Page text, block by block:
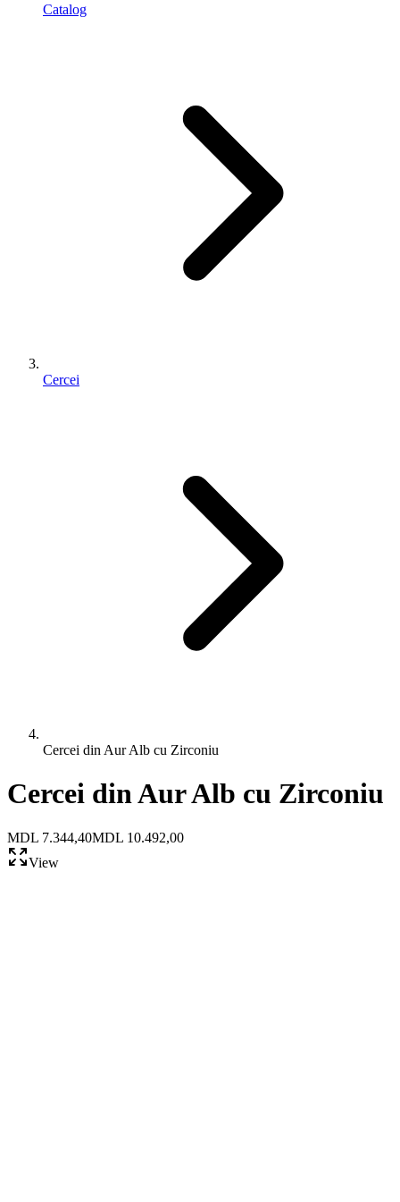
Catalog
Cercei
Cercei din Aur Alb cu Zirconiu
Cercei din Aur Alb cu Zirconiu
MDL 7.344,40MDL 10.492,00
View